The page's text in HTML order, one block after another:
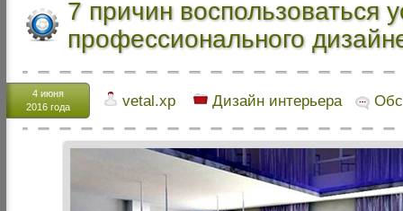
7 причин воспользоваться
профессионального
4 июня
2016 года
vetal.xp Дизайн интерьера